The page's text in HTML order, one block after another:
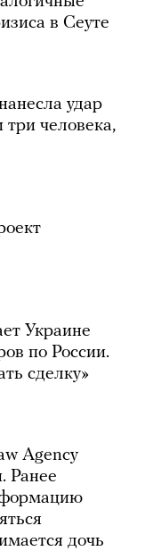
в Сеуте
удар
три человека,
Украине
по России.
сделку»
Agency
Ранее
дочь